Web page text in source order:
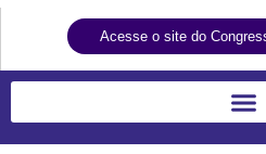
Acesse o site do